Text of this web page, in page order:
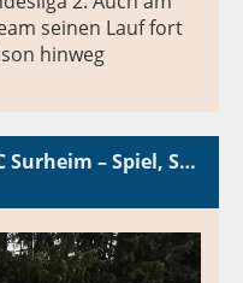
seinen Lauf fort
hinweg
Eltern-Kind-Turnier beim TC Surheim – Spiel, Spaß und starke Teams